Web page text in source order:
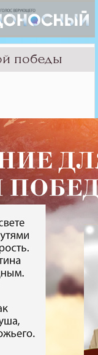
победы